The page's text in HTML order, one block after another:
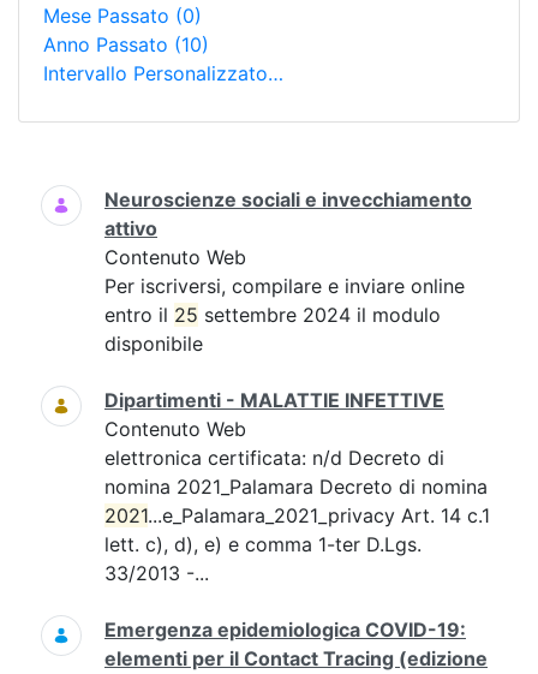
Mese Passato (0)
Anno Passato (10)
Intervallo Personalizzato…
Ricerca
Neuroscienze sociali e invecchiamento
attivo
Contenuto Web
Per iscriversi, compilare e inviare online
entro il 25 settembre 2024 il modulo
disponibile
Dipartimenti - MALATTIE INFETTIVE
Contenuto Web
elettronica certificata: n/d Decreto di
nomina 2021_Palamara Decreto di nomina
2021...e_Palamara_2021_privacy Art. 14 c.1
lett. c), d), e) e comma 1-ter D.Lgs.
33/2013 -...
Emergenza epidemiologica COVID-19:
elementi per il Contact Tracing (edizione